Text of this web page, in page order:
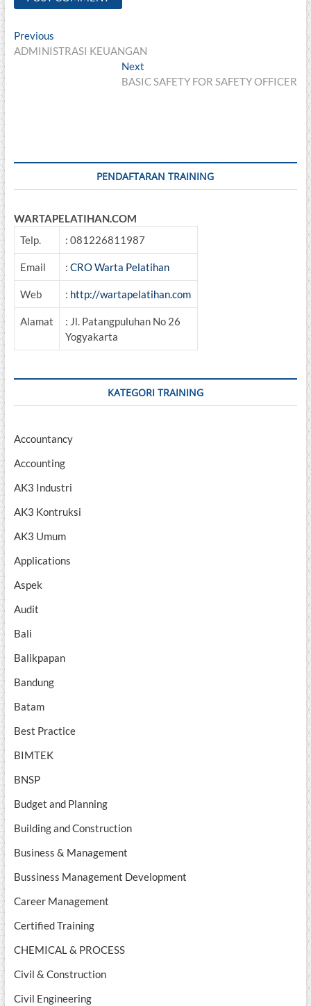
Post
navigation
PreviousPrevious
post:
ADMINISTRASI KEUANGAN
Next
post:
BASIC SAFETY FOR SAFETY OFFICER
PENDAFTARAN TRAINING
WARTAPELATIHAN.COM
Telp.
: 081226811987
Email : CRO Warta Pelatihan
Web : http://wartapelatihan.com
Alamat
: Jl. Patangpuluhan No 26
Yogyakarta
KATEGORI TRAINING
Accountancy
Accounting
AK3 Industri
AK3 Kontruksi
AK3 Umum
Applications
Aspek
Audit
Bali
Balikpapan
Bandung
Batam
Best Practice
BIMTEK
BNSP
Budget and Planning
Building and Construction
Business & Management
Bussiness Management Development
Career Management
Certified Training
CHEMICAL & PROCESS
Civil & Construction
Civil Engineering